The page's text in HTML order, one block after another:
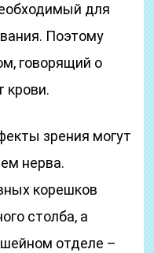
для
Поэтому
говорящий о
крови.
зрения могут
нерва.
корешков
столба, а
отделе –